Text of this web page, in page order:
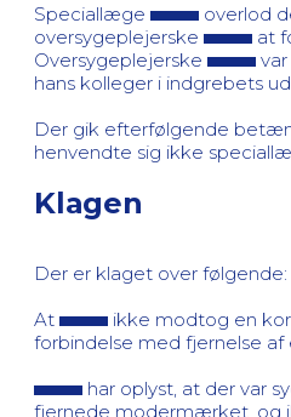
Speciallæge
overlod
oversygeplejerske
at
Oversygeplejerske
hans kolleger i indgrebets
Der gik efterfølgende
henvendte sig ikke
Klagen
Der er klaget over følgende:
At
ikke modtog en
forbindelse med fjernelse
har oplyst, at der var
fjernede modermærket, og